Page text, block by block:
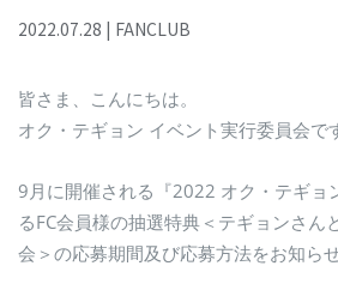
2022.07.28 | FANCLUB
皆さま、こんにちは。
オク・テギョン イベント実行委員会で
9月に開催される『2022 オク・テギョ
るFC会員様の抽選特典＜テギョンさん
会＞の応募期間及び応募方法をお知ら